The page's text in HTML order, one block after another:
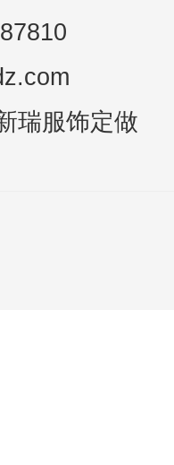
瑞服饰定做